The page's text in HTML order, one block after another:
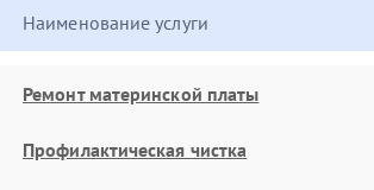
Наименование услуги
Ремонт материнской платы
Профилактическая чистка